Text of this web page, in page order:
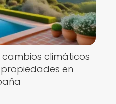
climáticos
en